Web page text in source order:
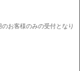
お客様のみの受付となり